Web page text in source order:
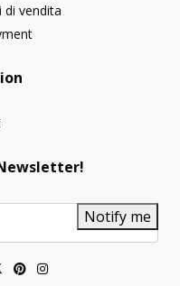
di vendita
Notify me